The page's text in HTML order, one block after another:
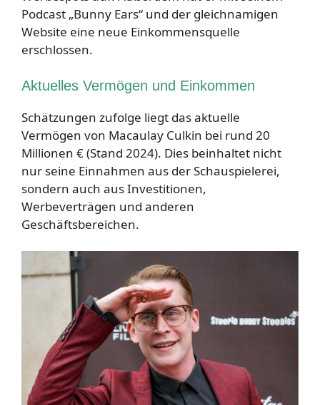
Podcast „Bunny Ears“ und der gleichnamigen
Website eine neue Einkommensquelle
erschlossen.
Aktuelles Vermögen und Einkommen
Schätzungen zufolge liegt das aktuelle
Vermögen von Macaulay Culkin bei rund 20
Millionen € (Stand 2024). Dies beinhaltet nicht
nur seine Einnahmen aus der Schauspielerei,
sondern auch aus Investitionen,
Werbeverträgen und anderen
Geschäftsbereichen.